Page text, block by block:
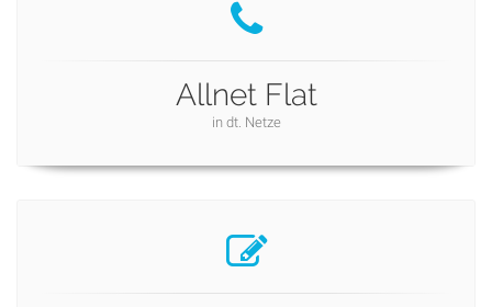
Allnet Flat
in dt. Netze